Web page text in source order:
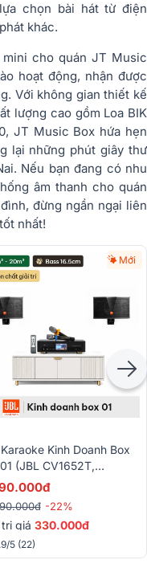
chọn bài hát từ điện
khác.
mini cho quán JT Music
hoạt động, nhận được
Với không gian thiết kế
lượng cao gồm Loa BIK
JT Music Box hứa hẹn
lại những phút giây thư
Nếu bạn đang có nhu
âm thanh cho quán
đừng ngần ngại liên
nhất!
Mới
Kinh Doanh Box
(JBL CV1652T,
DKA 5500)
-22%
giá 330.000đ
5 (22)